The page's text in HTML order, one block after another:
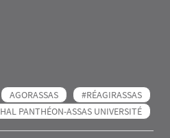
AGORASSAS
#RÉAGIRASSAS
HAL PANTHÉON-ASSAS UNIVERSITÉ